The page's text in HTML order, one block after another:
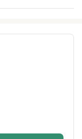
sıcak tutma
eldiven, çanta